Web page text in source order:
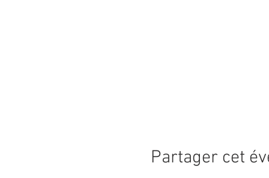
Partager cet